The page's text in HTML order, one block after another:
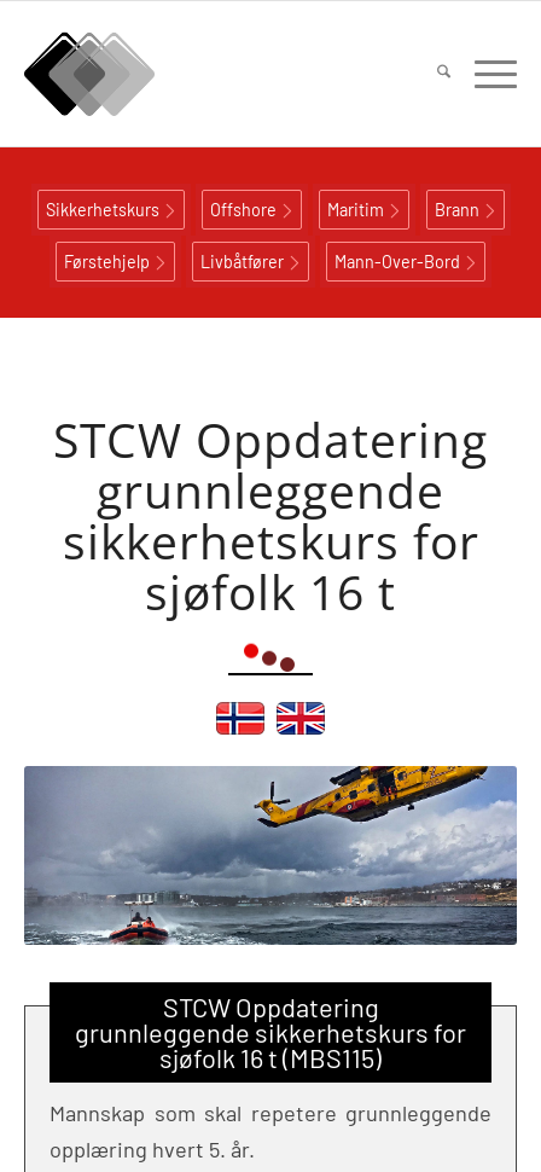
Sikkerhetskurs Offshore Maritim Brann
Førstehjelp Livbåtfører Mann-Over-Bord
STCW Oppdatering
grunnleggende
sikkerhetskurs for
sjøfolk 16 t
STCW Oppdatering
grunnleggende sikkerhetskurs for
sjøfolk 16 t (MBS115)
Mannskap som skal repetere grunnleggende
opplæring hvert 5. år.